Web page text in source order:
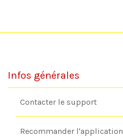
Infos générales
Contacter le support
Recommander l'application